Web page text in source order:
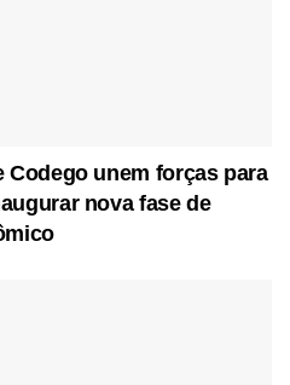
Codego unem forças para
nova fase de